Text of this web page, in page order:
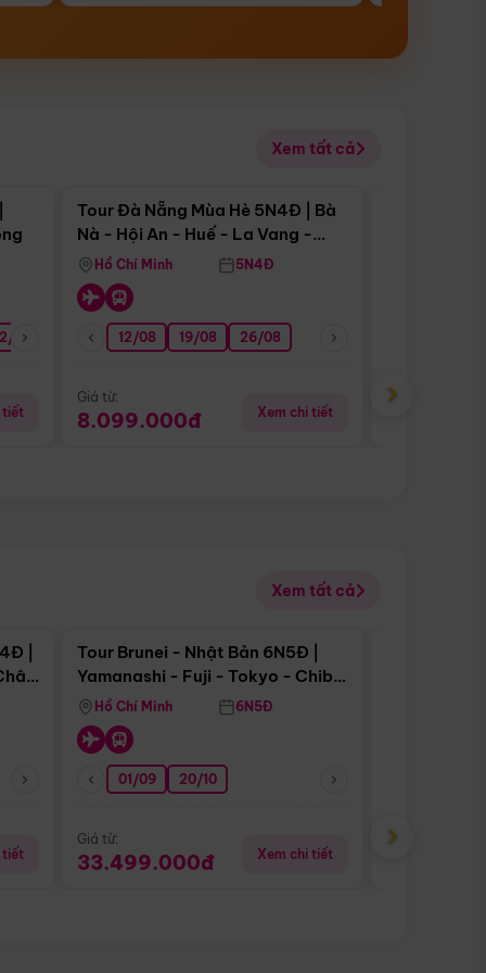
Xem tất cả
08 26/08 05/09 09/09 12/09
tiết
Điểm nổi bật
Tour Đà Nẵng Mùa Hè 5N4Đ | Bà
Nà - Hội An - Huế - La Vang -
Động Thiên Đường
Hồ Chí Minh 5N4Đ
12/08 19/08 26/08
Giá từ:
8.099.000đ Xem chi tiết
Giá từ:
›
Xem tất cả
|
tiết
Điểm nổi bật
Tour Brunei - Nhật Bản 6N5Đ |
Yamanashi - Fuji - Tokyo - Chiba
- Freeday
Hồ Chí Minh 6N5Đ
01/09 20/10
Giá từ:
33.499.000đ Xem chi tiết
Giá từ:
›